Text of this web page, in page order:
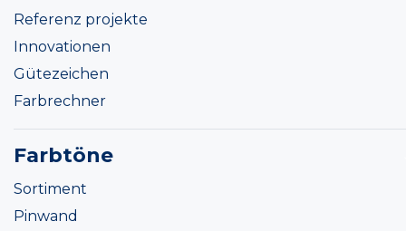
Referenz projekte
Innovationen
Gütezeichen
Farbrechner
Farbtöne
Sortiment
Pinwand